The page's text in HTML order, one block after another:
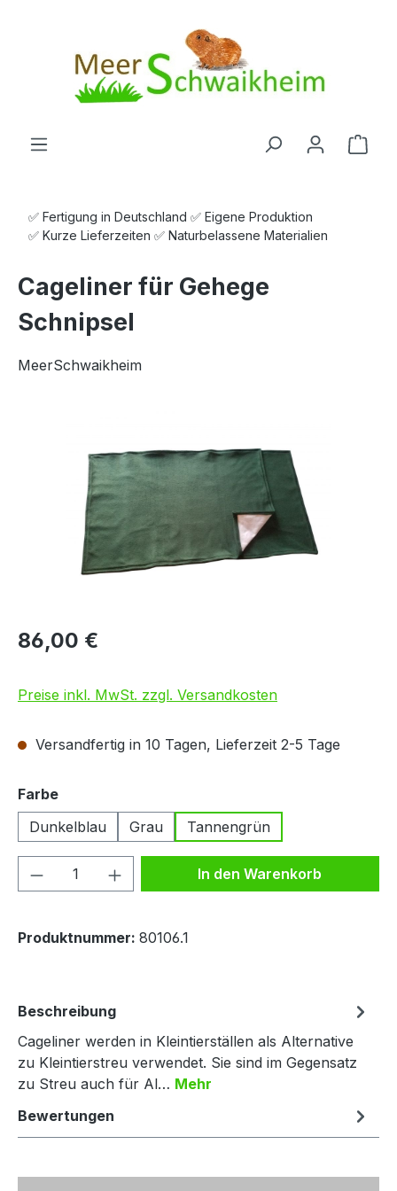
✅ Fertigung in Deutschland ✅ Eigene Produktion
✅ Kurze Lieferzeiten ✅ Naturbelassene Materialien
Cageliner für Gehege
Schnipsel
MeerSchwaikheim
86,00 €
Preise inkl. MwSt. zzgl. Versandkosten
Versandfertig in 10 Tagen, Lieferzeit 2-5 Tage
Farbeauswählen
Dunkelblau
Grau Tannengrün
Produkt Anzahl: Gib denIn den Warenkorb
Produktnummer: 80106.1
Beschreibung
Cageliner werden in Kleintierställen als Alternative
zu Kleintierstreu verwendet. Sie sind im Gegensatz
zu Streu auch für Al… Mehr
Bewertungen